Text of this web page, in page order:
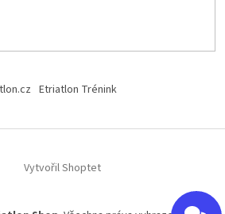
Etriatlon Trénink
Vytvořil Shoptet